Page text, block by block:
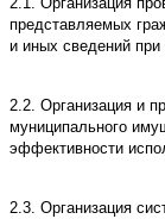
представляемых
и иных сведений при
2.2. Организация и
муниципального
эффективности
2.3. Организация